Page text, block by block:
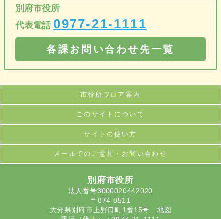
別府市役所
代表電話 0977-21-1111
各課お問い合わせ先一覧
市役所フロア案内
このサイトについて
サイトの使い方
メールでのご意見・お問い合わせ
別府市役所
法人番号3000020442020
〒874-8511
大分県別府市上野口町1番15号 地図